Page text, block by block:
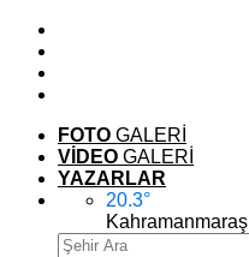
FOTO GALERİ
VİDEO GALERİ
YAZARLAR
20.3°
Kahramanmaraş